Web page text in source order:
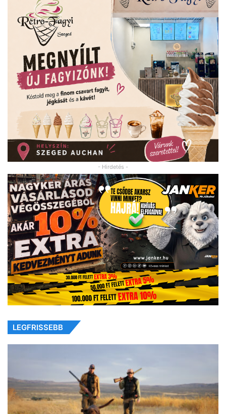
- Hirdetés -
LEGFRISSEBB